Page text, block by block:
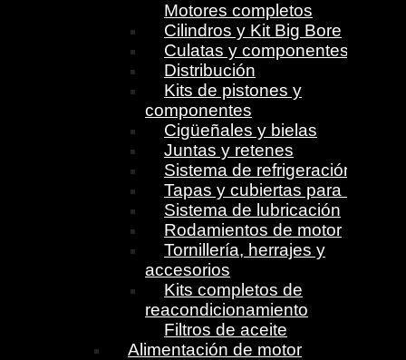
Motores completos
Cilindros y Kit Big Bore
Culatas y componentes
Distribución
Kits de pistones y
componentes
Cigüeñales y bielas
Juntas y retenes
Sistema de refrigeración
Tapas y cubiertas para motor
Sistema de lubricación
Rodamientos de motor
Tornillería, herrajes y
accesorios
Kits completos de
reacondicionamiento
Filtros de aceite
Alimentación de motor